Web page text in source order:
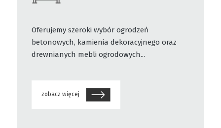
Oferujemy szeroki wybór ogrodzeń
betonowych, kamienia dekoracyjnego oraz
drewnianych mebli ogrodowych...
zobacz więcej